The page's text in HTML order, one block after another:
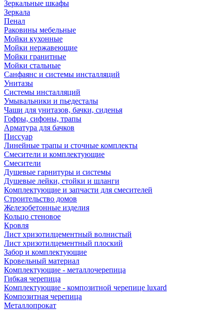
Зеркальные шкафы
Зеркала
Пенал
Раковины мебельные
Мойки кухонные
Мойки нержавеющие
Мойки гранитные
Мойки стальные
Санфаянс и системы инсталляций
Унитазы
Системы инсталляций
Умывальники и пьедесталы
Чаши для унитазов, бачки, сиденья
Гофры, сифоны, трапы
Арматура для бачков
Писсуар
Линейные трапы и сточные комплекты
Смесители и комплектующие
Смесители
Душевые гарнитуры и системы
Душевые лейки, стойки и шланги
Комплектующие и запчасти для смесителей
Строительство домов
Железобетонные изделия
Кольцо стеновое
Кровля
Лист хризотилцементный волнистый
Лист хризотилцементный плоский
Забор и комплектующие
Кровельный материал
Комплектующие - металлочерепица
Гибкая черепица
Комплектующие - композитной черепице luxard
Композитная черепица
Металлопрокат